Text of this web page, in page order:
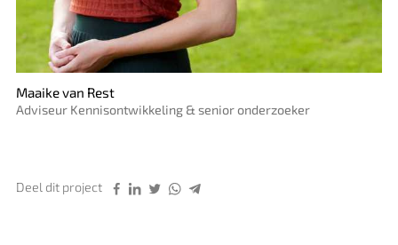
Maaike van Rest
Adviseur Kennisontwikkeling & senior onderzoeker
Deel dit project